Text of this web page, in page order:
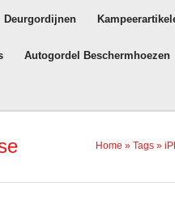
Deurgordijnen
Autogordel Beschermhoezen
Home » Tags »